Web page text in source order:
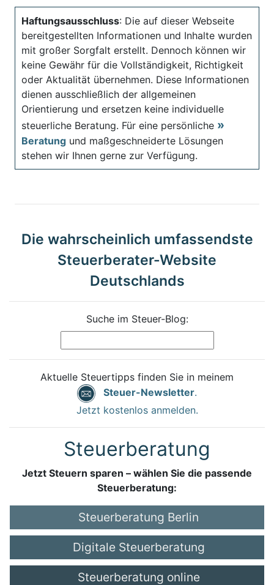
Haftungsausschluss: Die auf dieser Webseite
bereitgestellten Informationen und Inhalte wurden
mit großer Sorgfalt erstellt. Dennoch können wir
keine Gewähr für die Vollständigkeit, Richtigkeit
oder Aktualität übernehmen. Diese Informationen
dienen ausschließlich der allgemeinen
Orientierung und ersetzen keine individuelle
steuerliche Beratung. Für eine persönliche
Beratung und maßgeschneiderte Lösungen
stehen wir Ihnen gerne zur Verfügung.
Die wahrscheinlich umfassendste
Steuerberater-Website
Deutschlands
Suche im Steuer-Blog:
Aktuelle Steuertipps finden Sie in meinem
Steuer-Newsletter.
Jetzt kostenlos anmelden.
Steuerberatung
Jetzt Steuern sparen – wählen Sie die passende
Steuerberatung:
Steuerberatung Berlin
Digitale Steuerberatung
Steuerberatung online